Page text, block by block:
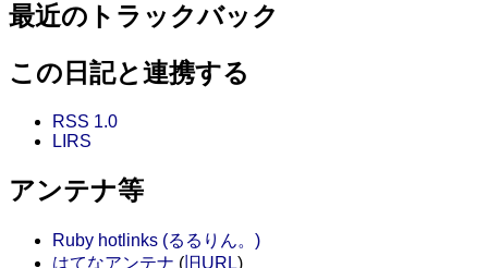
最近のトラックバック
この日記と連携する
RSS 1.0
LIRS
アンテナ等
Ruby hotlinks (るるりん。)
はてなアンテナ ( 旧URL)